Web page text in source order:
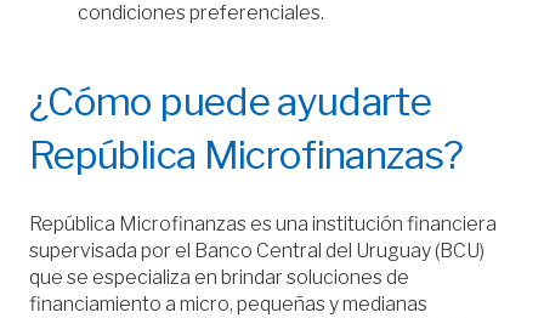
condiciones preferenciales.
¿Cómo puede ayudarte
República Microfinanzas?
República Microfinanzas es una institución financiera
supervisada por el Banco Central del Uruguay (BCU)
que se especializa en brindar soluciones de
financiamiento a micro, pequeñas y medianas